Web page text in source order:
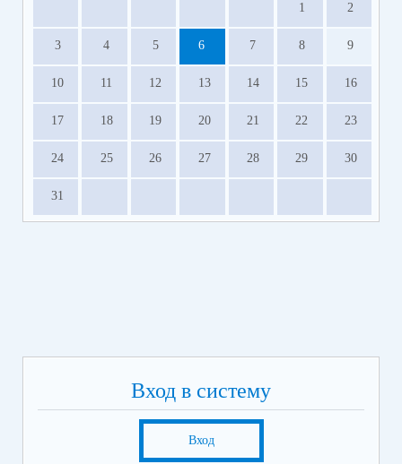
1 2
3 4 5 6 7 8 9
10 11 12 13 14 15 16
17 18 19 20 21 22 23
24 25 26 27 28 29 30
31
Вход в систему
Вход